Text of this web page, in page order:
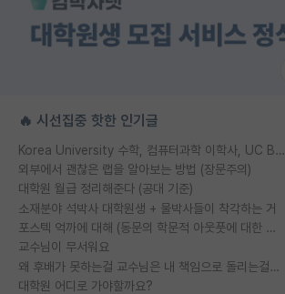
🔥 시선집중 핫한 인기글
Korea University 수학, 컴퓨터과학 이학사, UC Berkeley 산업공학 대학원 공학박사가 되는 것은 쉽지 않겠죠?
외부에서 괜찮은 랩을 알아보는 방법 (장문주의)
대학원 월급 정리해준다 (공대 기준)
소재분야 석박사 대학원생 + 물박사들이 착각하는 거
포스텍 억까에 대해 (동문의 학문적 아웃풋에 대한 반박)
교수님이 무서워요
왜 후배가 못하는걸 교수님은 내 책임으로 돌리는걸까요?
대학원 어디로 가야할까요?